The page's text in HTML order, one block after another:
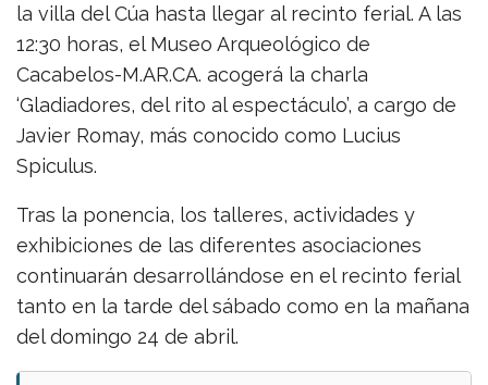
la villa del Cúa hasta llegar al recinto ferial. A las
12:30 horas, el Museo Arqueológico de
Cacabelos-M.AR.CA. acogerá la charla
‘Gladiadores, del rito al espectáculo’, a cargo de
Javier Romay, más conocido como Lucius
Spiculus.
Tras la ponencia, los talleres, actividades y
exhibiciones de las diferentes asociaciones
continuarán desarrollándose en el recinto ferial
tanto en la tarde del sábado como en la mañana
del domingo 24 de abril.